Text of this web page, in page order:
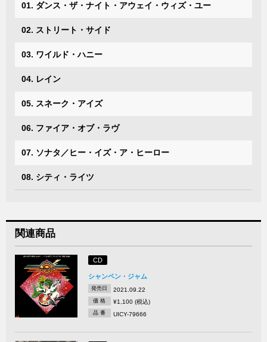
01. ダンス・ザ・ナイト・アウェイ・ウィズ・ユー
02. ストリート・サイド
03. ワイルド・ハニー
04. レイン
05. スネーク・アイズ
06. ファイア・オブ・ラヴ
07. ソナタ／ヒー・イズ・ア・ヒーロー
08. シティ・ライツ
関連商品
CD
シャンペン・ジャム
発売日 2021.09.22
価 格 ¥1,100 (税込)
品 番 UICY-79666